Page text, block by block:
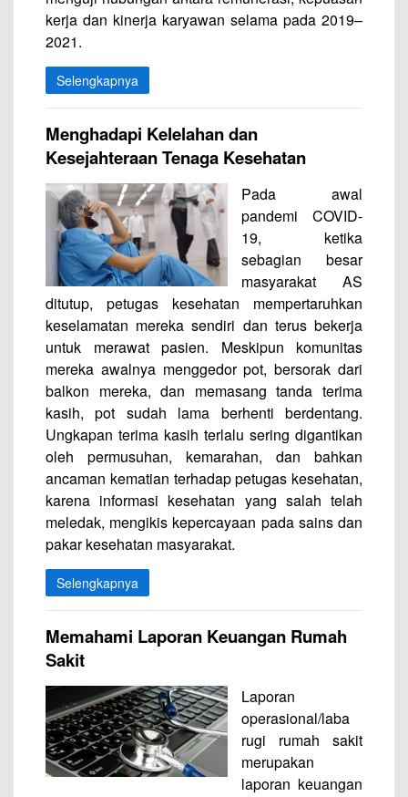
kerja dan kinerja karyawan selama pada 2019–
2021.
Selengkapnya
Menghadapi Kelelahan dan
Kesejahteraan Tenaga Kesehatan
Pada awal
pandemi COVID-
19, ketika
sebagian besar
masyarakat AS
ditutup, petugas kesehatan mempertaruhkan
keselamatan mereka sendiri dan terus bekerja
untuk merawat pasien. Meskipun komunitas
mereka awalnya menggedor pot, bersorak dari
balkon mereka, dan memasang tanda terima
kasih, pot sudah lama berhenti berdentang.
Ungkapan terima kasih terlalu sering digantikan
oleh permusuhan, kemarahan, dan bahkan
ancaman kematian terhadap petugas kesehatan,
karena informasi kesehatan yang salah telah
meledak, mengikis kepercayaan pada sains dan
pakar kesehatan masyarakat.
Selengkapnya
Memahami Laporan Keuangan Rumah
Sakit
Laporan
operasional/laba
rugi rumah sakit
merupakan
laporan keuangan